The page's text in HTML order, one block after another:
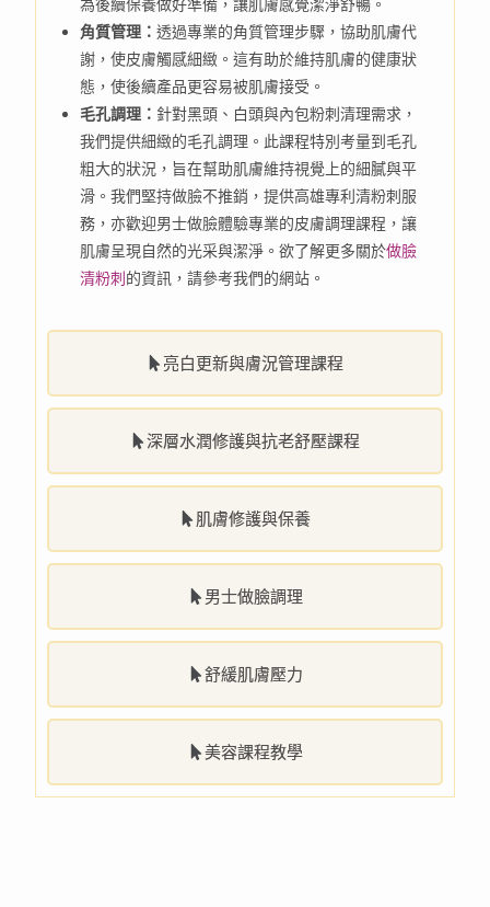
亮白更新與膚況管理課程
深層水潤修護與抗老舒壓課程
肌膚修護與保養
男士做臉調理
舒緩肌膚壓力
美容課程教學
為後續保養做好準備，讓肌膚感覺潔淨舒暢。
角質管理：透過專業的角質管理步驟，協助肌膚代
謝，使皮膚觸感細緻。這有助於維持肌膚的健康狀
態，使後續產品更容易被肌膚接受。
毛孔調理： 針對黑頭、白頭與內包粉刺清理需求，
我們提供細緻的毛孔調理。此課程特別考量到毛孔
粗大的狀況，旨在幫助肌膚維持視覺上的細膩與平
滑。我們堅持做臉不推銷，提供高雄專利清粉刺服
務，亦歡迎男士做臉體驗專業的皮膚調理課程，讓
肌膚呈現自然的光采與潔淨。欲了解更多關於做臉
清粉刺的資訊，請參考我們的網站。